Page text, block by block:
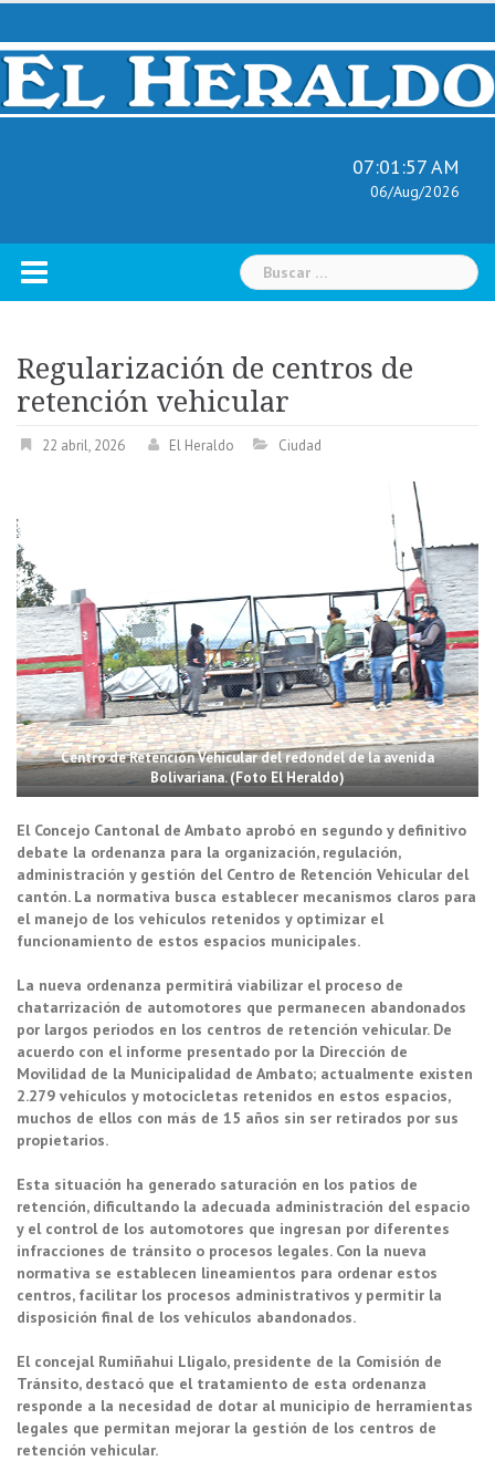
Skip
content
07:01:58 AM
06/Aug/2026
Buscar:
Regularización de centros de
retención vehicular
22 abril, 2026 El Heraldo Ciudad
Centro de Retención Vehicular del redondel de la avenida
Bolivariana. (Foto El Heraldo)
El Concejo Cantonal de Ambato aprobó en segundo y definitivo
debate la ordenanza para la organización, regulación,
administración y gestión del Centro de Retención Vehicular del
cantón. La normativa busca establecer mecanismos claros para
el manejo de los vehículos retenidos y optimizar el
funcionamiento de estos espacios municipales.
La nueva ordenanza permitirá viabilizar el proceso de
chatarrización de automotores que permanecen abandonados
por largos periodos en los centros de retención vehicular. De
acuerdo con el informe presentado por la Dirección de
Movilidad de la Municipalidad de Ambato; actualmente existen
2.279 vehículos y motocicletas retenidos en estos espacios,
muchos de ellos con más de 15 años sin ser retirados por sus
propietarios.
Esta situación ha generado saturación en los patios de
retención, dificultando la adecuada administración del espacio
y el control de los automotores que ingresan por diferentes
infracciones de tránsito o procesos legales. Con la nueva
normativa se establecen lineamientos para ordenar estos
centros, facilitar los procesos administrativos y permitir la
disposición final de los vehículos abandonados.
El concejal Rumiñahui Lligalo, presidente de la Comisión de
Tránsito, destacó que el tratamiento de esta ordenanza
responde a la necesidad de dotar al municipio de herramientas
legales que permitan mejorar la gestión de los centros de
retención vehicular.